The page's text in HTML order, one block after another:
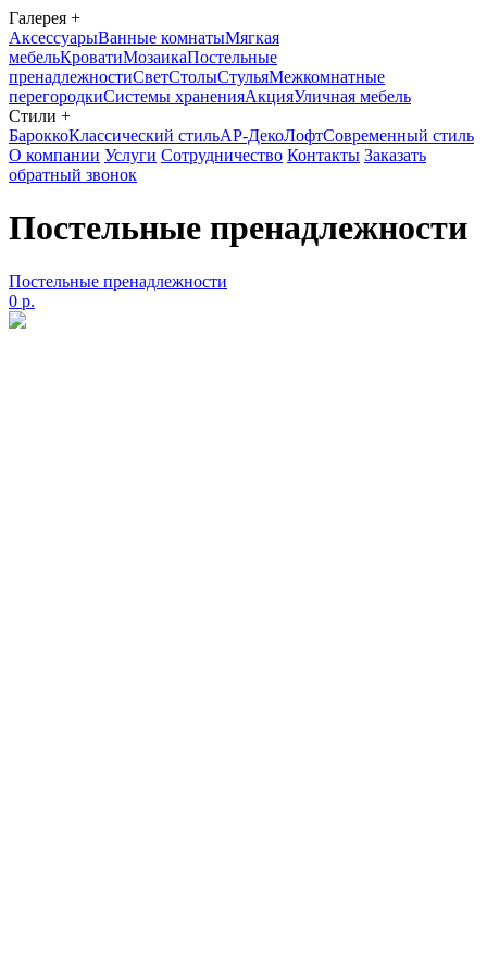
Галерея +
АксессуарыВанные комнатыМягкая
мебельКроватиМозаикаПостельные
пренадлежностиСветСтолыСтульяМежкомнатные
перегородкиСистемы храненияАкцияУличная мебель
Стили +
БароккоКлассический стильАР-ДекоЛофтСовременный стиль
О компании Услуги Сотрудничество Контакты Заказать
обратный звонок
Постельные пренадлежности
Постельные пренадлежности
0 р.